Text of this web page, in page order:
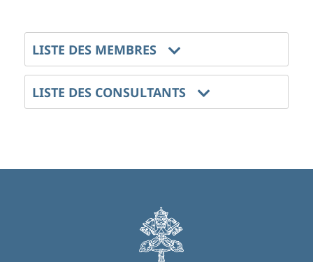
LISTE DES MEMBRES
LISTE DES CONSULTANTS